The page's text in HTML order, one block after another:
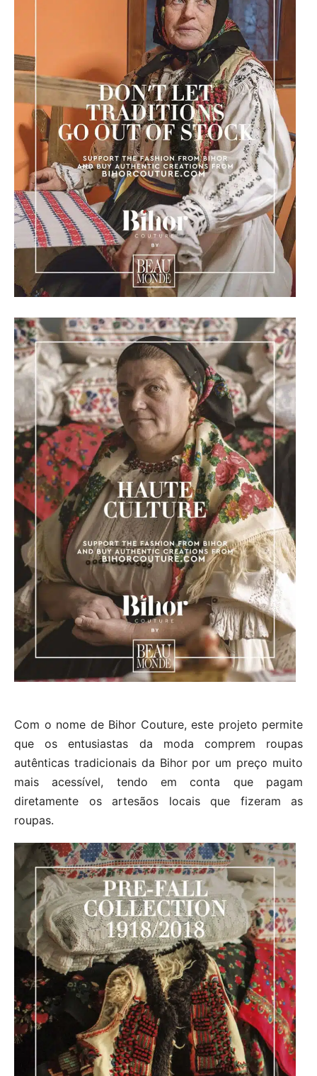
Com o nome de Bihor Couture, este projeto permite
que os entusiastas da moda comprem roupas
autênticas tradicionais da Bihor por um preço muito
mais acessível, tendo em conta que pagam
diretamente os artesãos locais que fizeram as
roupas.